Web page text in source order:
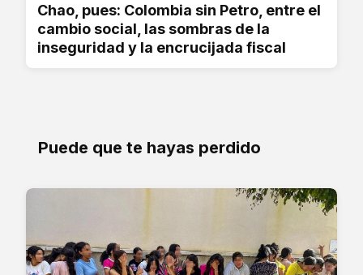
Chao, pues: Colombia sin Petro, entre el
cambio social, las sombras de la
inseguridad y la encrucijada fiscal
Puede que te hayas perdido